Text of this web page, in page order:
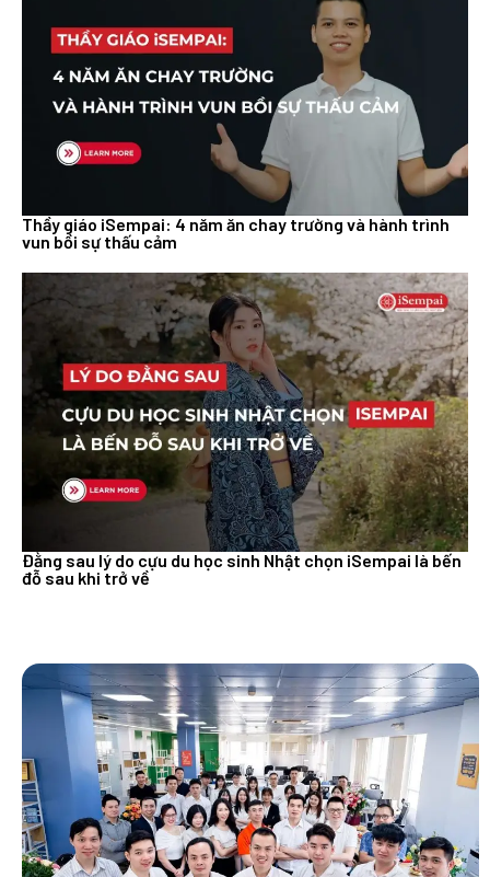
Thầy giáo iSempai: 4 năm ăn chay trường và hành trình
vun bồi sự thấu cảm
Đằng sau lý do cựu du học sinh Nhật chọn iSempai là bến
đỗ sau khi trở về